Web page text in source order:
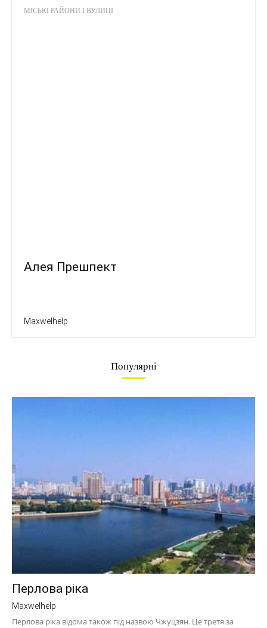
МІСЬКІ РАЙОНИ І ВУЛИЦІ
Алея Прешпект
Maxwelhelp
Популярні
Перлова ріка
Maxwelhelp
Перлова ріка відома також під назвою Чжуцзян. Це третя за